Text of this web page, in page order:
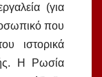
(για
που
ιστορικά
Η Ρωσία